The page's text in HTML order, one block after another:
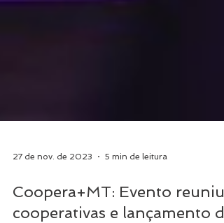
27 de nov. de 2023 5 min de leitura